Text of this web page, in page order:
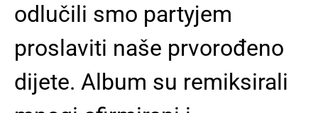
odlučili smo partyjem
proslaviti naše prvorođeno
dijete. Album su remiksirali